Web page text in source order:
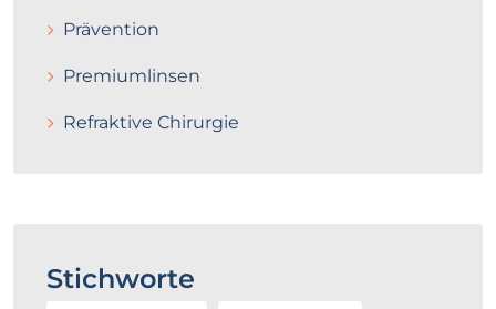
Prävention
Premiumlinsen
Refraktive Chirurgie
Stichworte